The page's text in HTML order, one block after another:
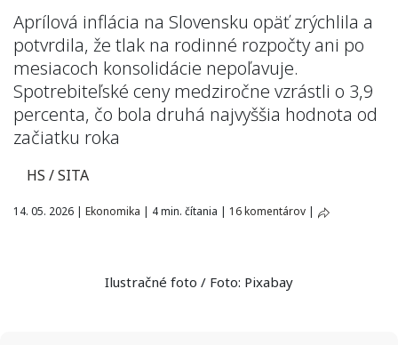
Aprílová inflácia na Slovensku opäť zrýchlila a
potvrdila, že tlak na rodinné rozpočty ani po
mesiacoch konsolidácie nepoľavuje.
Spotrebiteľské ceny medziročne vzrástli o 3,9
percenta, čo bola druhá najvyššia hodnota od
začiatku roka
HS / SITA
14. 05. 2026 | Ekonomika | 4 min. čítania | 16 komentárov |
Ilustračné foto / Foto: Pixabay